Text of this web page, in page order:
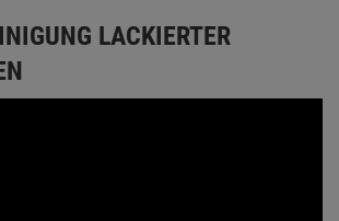
LACKIERTER